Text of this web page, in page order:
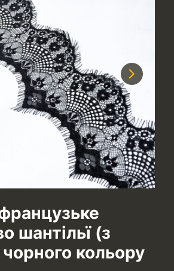
Next
шантільї (з
кольору